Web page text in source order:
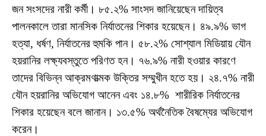
জন সংসদের নারী কর্মী। ৮৫.২% সাংসদ জানিয়েছেন দায়িত্ব
পালনকালে তারা মানসিক নির্যাতনের শিকার হয়েছেন। ৪৯.৯% ভাগ
হত্যা, ধর্ষণ, নির্যাতনের হুমকি পান। ৫৮.২% সোশ্যাল মিডিয়ায় যৌন
হয়রানির লক্ষ্যবস্তুতে পরিণত হন। ৭৬.৯% নারী হওয়ার কারণে
তাদের বিভিন্ন আক্রমণাত্মক উক্তির সম্মুখীন হতে হয়। ২৪.৭% নারী
যৌন হয়রানির অভিযোগ আনেন এবং ১৪.৮% শারীরিক নির্যাতনের
শিকার হয়েছেন বলে জানান। ১৩.৫% অর্থনৈতিক বৈষম্যের অভিযোগ
করেন।